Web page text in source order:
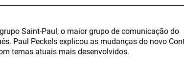
Saint-Paul, o maior grupo de comunicação do
Paul Peckels explicou as mudanças do novo
temas atuais mais desenvolvidos.